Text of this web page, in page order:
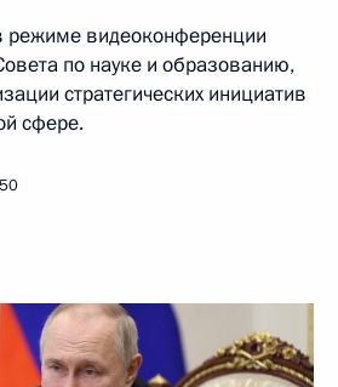
режиме видеоконференции
по науке и образованию,
стратегических инициатив
сфере.